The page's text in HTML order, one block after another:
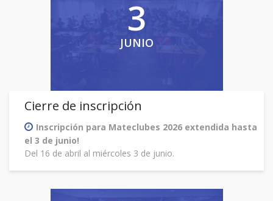
3
JUNIO
Cierre de inscripción
Inscripción para Mateclubes 2026 extendida hasta
el 3 de junio!
Del 16 de abril al miércoles 3 de junio.